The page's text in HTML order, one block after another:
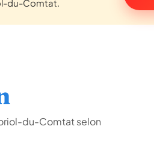
du-Comtat.
du-Comtat selon